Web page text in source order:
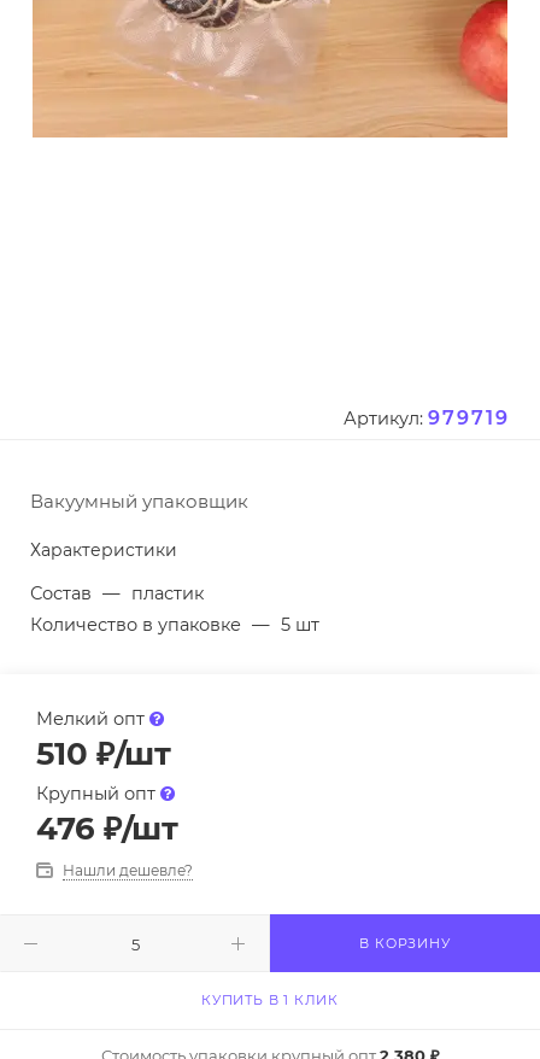
Артикул: 979719
Вакуумный упаковщик
Характеристики
Состав — пластик
Количество в упаковке — 5 шт
Мелкий опт
510 ₽/шт
Крупный опт
476 ₽/шт
Нашли дешевле?
В КОРЗИНУ
КУПИТЬ В 1 КЛИК